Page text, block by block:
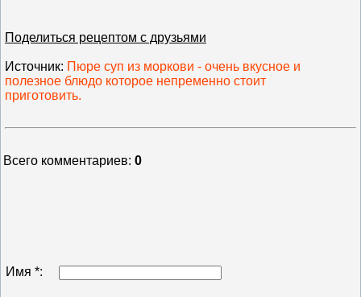
Поделиться рецептом с друзьями
Источник: Пюре суп из моркови - очень вкусное и
полезное блюдо которое непременно стоит
приготовить.
Всего комментариев: 0
Имя *: